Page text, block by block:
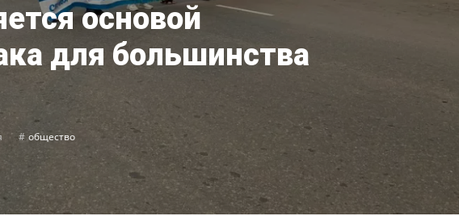
основой
для большинства
общество